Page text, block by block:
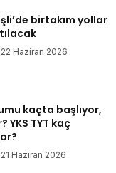
birtakım yollar
22 Haziran 2026
kaçta başlıyor,
TYT kaç
21 Haziran 2026